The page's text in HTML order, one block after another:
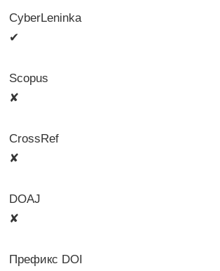
CyberLeninka
✔
Scopus
✘
CrossRef
✘
DOAJ
✘
Префикс DOI